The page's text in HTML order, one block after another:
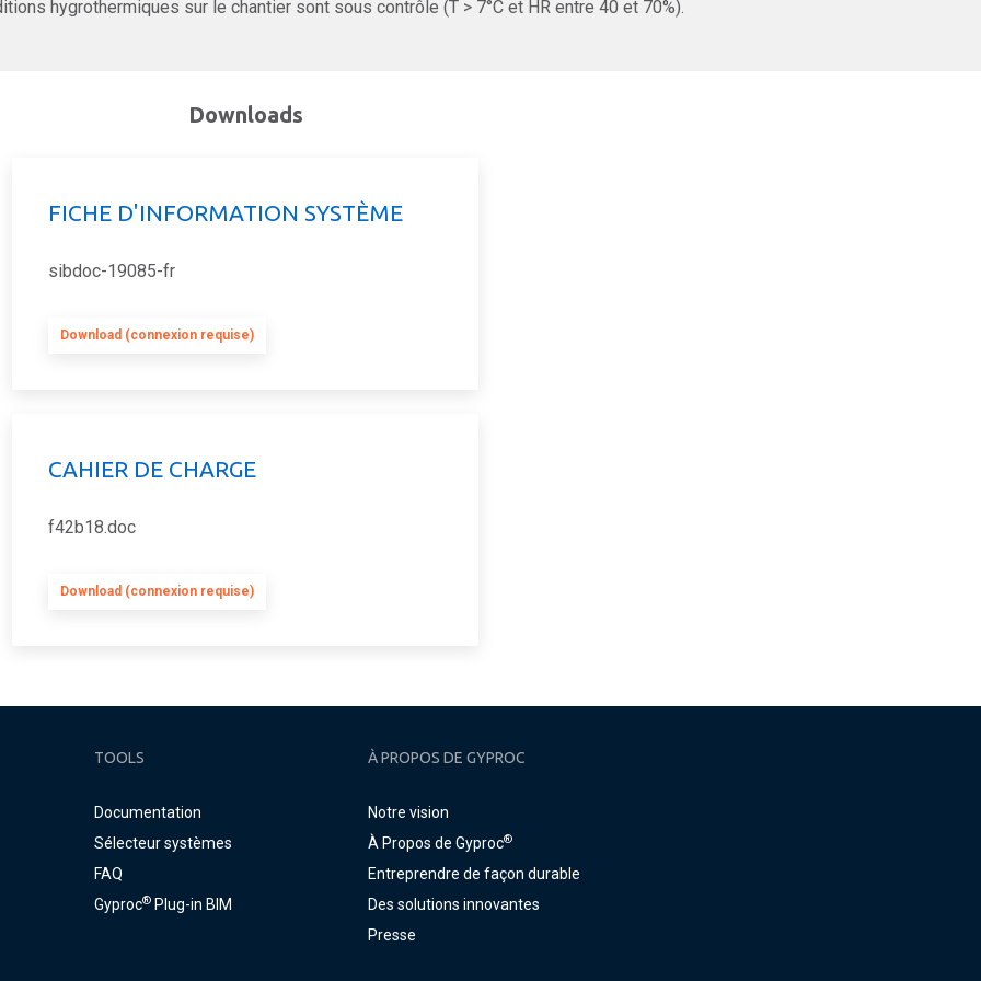
hygrothermiques sur le chantier sont sous contrôle (T > 7°C et HR entre 40 et 70%).
Downloads
FICHE D'INFORMATION SYSTÈME
sibdoc-19085-fr
Download (connexion requise)
CAHIER DE CHARGE
f42b18.doc
Download (connexion requise)
TOOLS
Documentation
Sélecteur systèmes
FAQ
Gyproc®Plug-in BIM
À PROPOS DE GYPROC
Notre vision
À Propos de Gyproc®
Entreprendre de façon durable
Des solutions innovantes
Presse